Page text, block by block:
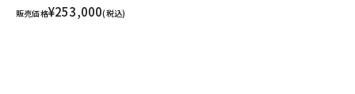
販売価格¥253,000(税込)